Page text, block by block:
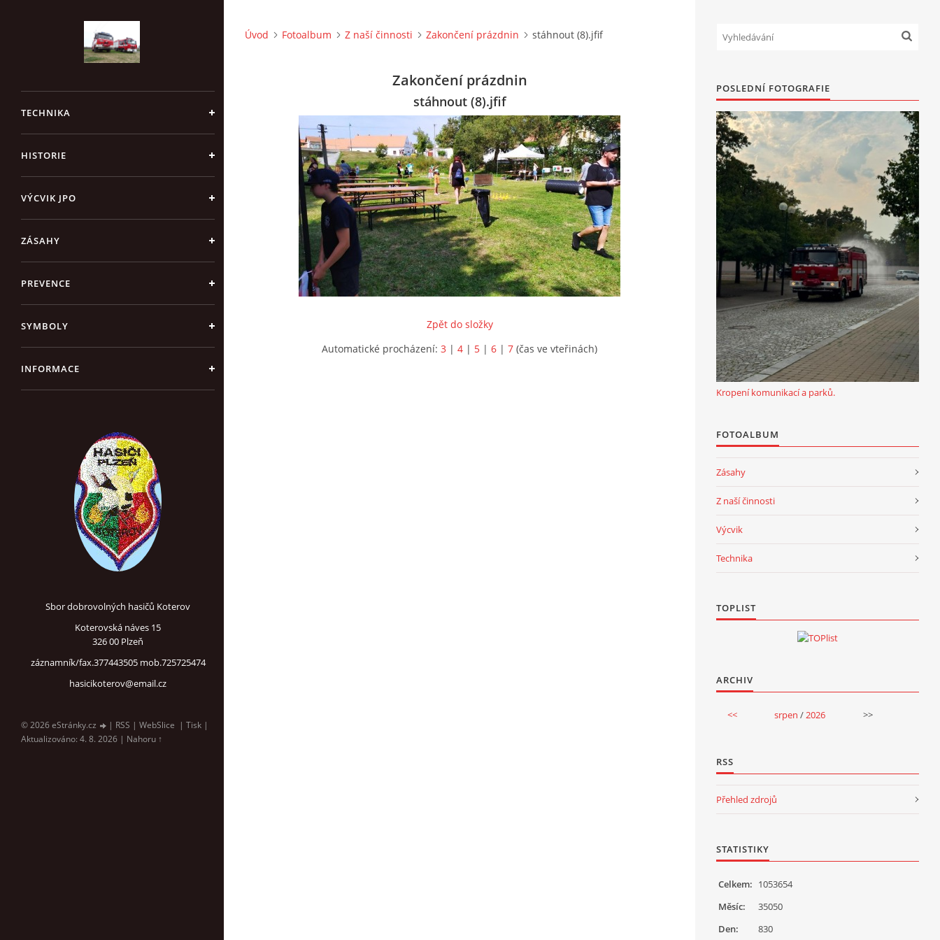
TECHNIKA
HISTORIE
VÝCVIK JPO
ZÁSAHY
PREVENCE
SYMBOLY
INFORMACE
Sbor dobrovolných hasičů Koterov
Koterovská náves 15
326 00 Plzeň
záznamník/fax.377443505 mob.725725474
hasicikoterov@email.cz
© 2026 eStránky.cz | RSS | WebSlice | Tisk |
Aktualizováno: 4. 8. 2026 | Nahoru ↑
Úvod Fotoalbum Z naší činnosti Zakončení prázdnin stáhnout (8).jfif
Zakončení prázdnin
stáhnout (8).jfif
Zpět do složky
Automatické procházení: 3 | 4 | 5 | 6 | 7 (čas ve vteřinách)
POSLEDNÍ FOTOGRAFIE
Kropení komunikací a parků.
FOTOALBUM
Zásahy
Z naší činnosti
Výcvik
Technika
TOPLIST
ARCHIV
<< srpen /2026 >>
RSS
Přehled zdrojů
STATISTIKY
Celkem: 1053654
Měsíc:
35050
Den:
830